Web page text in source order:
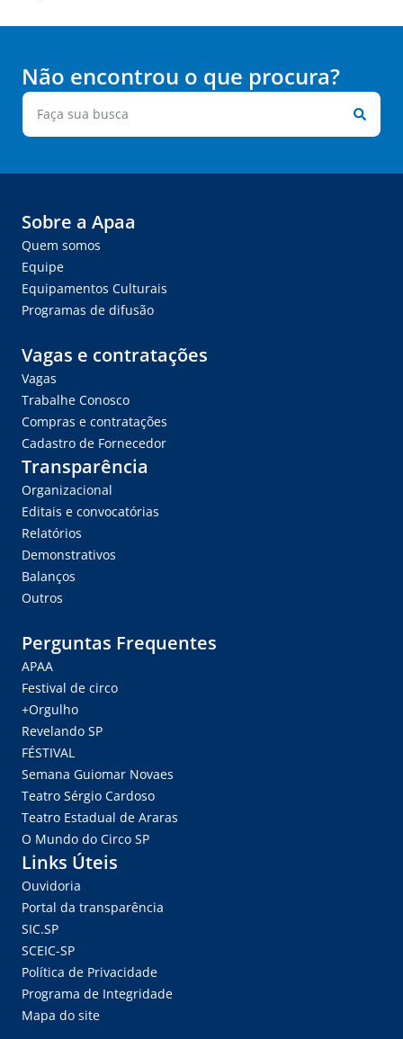
Não encontrou o que procura?
Sobre a Apaa
Quem somos
Equipe
Equipamentos Culturais
Programas de difusão
Vagas e contratações
Vagas
Trabalhe Conosco
Compras e contratações
Cadastro de Fornecedor
Transparência
Organizacional
Editais e convocatórias
Relatórios
Demonstrativos
Balanços
Outros
Perguntas Frequentes
APAA
Festival de circo
+Orgulho
Revelando SP
FÉSTIVAL
Semana Guiomar Novaes
Teatro Sérgio Cardoso
Teatro Estadual de Araras
O Mundo do Circo SP
Links Úteis
Ouvidoria
Portal da transparência
SIC.SP
SCEIC-SP
Política de Privacidade
Programa de Integridade
Mapa do site